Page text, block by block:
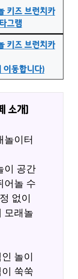
키즈 브런치카
그램
키즈 브런치카
이동합니다)
소개]
놀이터
이 공간
어놀 수
없이
모래놀
놀이
쑥쑥